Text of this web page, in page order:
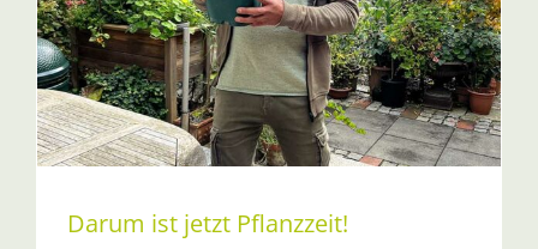
Darum ist jetzt Pflanzzeit!